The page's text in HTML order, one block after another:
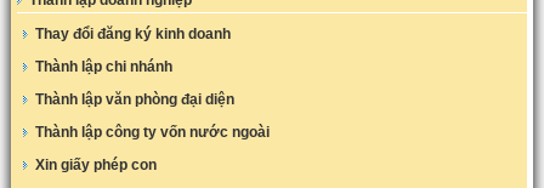
Thay đổi đăng ký kinh doanh
Thành lập chi nhánh
Thành lập văn phòng đại diện
Thành lập công ty vốn nước ngoài
Xin giấy phép con